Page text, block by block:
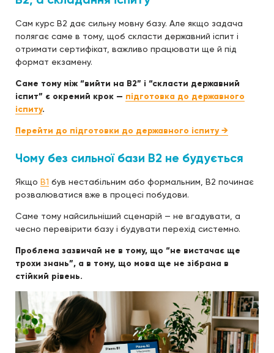
Сам курс B2 дає сильну мовну базу. Але якщо задача
полягає саме в тому, щоб скласти державний іспит і
отримати сертифікат, важливо працювати ще й під
формат екзамену.
Саме тому між “вийти на B2” і “скласти державний
іспит” є окремий крок — підготовка до державного
іспиту.
Перейти до підготовки до державного іспиту →
Чому без сильної бази B2 не будується
Якщо B1 був нестабільним або формальним, B2 починає
розвалюватися вже в процесі побудови.
Саме тому найсильніший сценарій — не вгадувати, а
чесно перевірити базу і будувати перехід системно.
Проблема зазвичай не в тому, що “не вистачає ще
трохи знань”, а в тому, що мова ще не зібрана в
стійкий рівень.